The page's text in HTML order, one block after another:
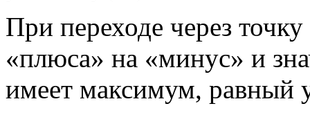
При переходе через
«плюса» на «минус» и
имеет максимум, равный